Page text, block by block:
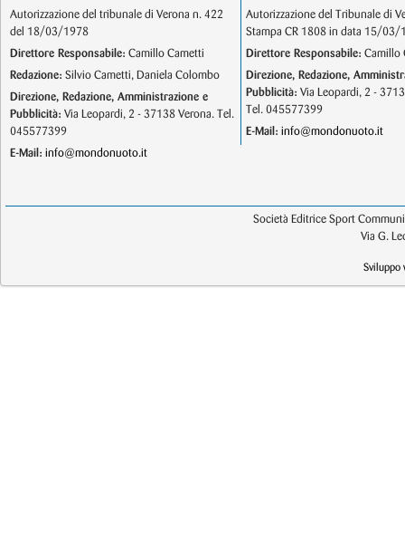
Autorizzazione del tribunale di Verona n. 422
del 18/03/1978
Direttore Responsabile: Camillo Cametti
Redazione: Silvio Cametti, Daniela Colombo
Direzione, Redazione, Amministrazione e
Pubblicità: Via Leopardi, 2 - 37138 Verona. Tel.
045577399
E-Mail: info@mondonuoto.it
Autorizzazione del Tribunale di
Stampa CR 1808 in data 15/03/
Direttore Responsabile: Camillo
Direzione, Redazione,
Pubblicità: Via Leopardi, 2 -
Tel. 045577399
E-Mail: info@mondonuoto.it
Società Editrice Sport
Via G.
Sviluppo